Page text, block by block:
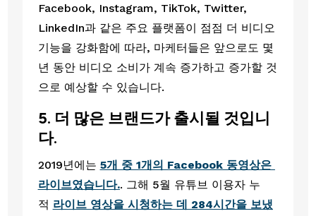
Facebook, Instagram, TikTok, Twitter,
LinkedIn과 같은 주요 플랫폼이 점점 더 비디오
기능을 강화함에 따라, 마케터들은 앞으로도 몇
년 동안 비디오 소비가 계속 증가하고 증가할 것
으로 예상할 수 있습니다.
5. 더 많은 브랜드가 출시될 것입니
다.
2019년에는 5개 중 1개의 Facebook 동영상은
라이브였습니다.. 그해 5월 유튜브 이용자 누
적 라이브 영상을 시청하는 데 284시간을 보냈